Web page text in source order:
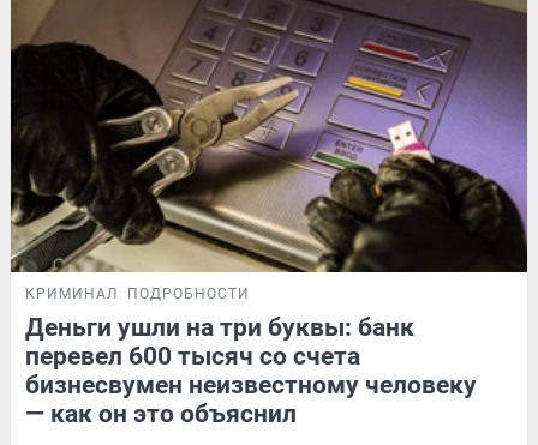
КРИМИНАЛ ПОДРОБНОСТИ
Деньги ушли на три буквы: банк
перевел 600 тысяч со счета
бизнесвумен неизвестному человеку
— как он это объяснил